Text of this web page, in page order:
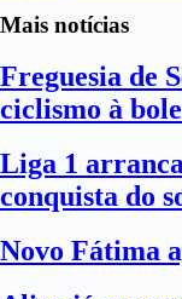
Mais notícias
Freguesia de
ciclismo à
Liga 1
conquista do
Novo Fátima